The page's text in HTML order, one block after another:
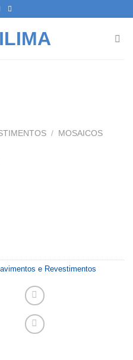
/
MOSAICOS
e Revestimentos